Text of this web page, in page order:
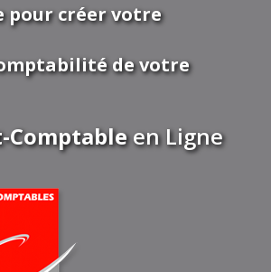
pour créer votre
de votre
Comptableen Ligne